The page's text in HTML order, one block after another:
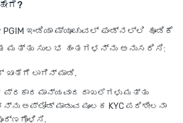
ಇಂಡಿಯಾ ಮ್ಯೂಚುವಲ್ ಫಂಡ್‌ನಲ್ಲಿ ಹೂಡಿಕೆ
ಮತ್ತು ಸುಲಭ ಹಂತಗಳನ್ನು ಅನುಸರಿಸಿ:
ಲಾಗಿನ್ ಮಾಡಿ.
ಮಾನ್ಯವಾದ ದಾಖಲೆಗಳು ಮತ್ತು
ಅಪ್‌ಲೋಡ್ ಮಾಡುವ ಮೂಲಕ KYC ಪರಿಶೀಲನಾ